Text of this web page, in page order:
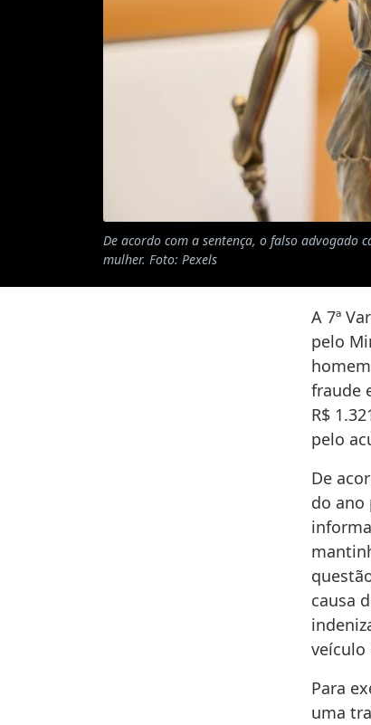
De acordo com a sentença, o falso advogado
mulher. Foto: Pexels
A 7ª
pelo
fraude
R$
pelo
De
do ano
causa
veículo
Para
uma